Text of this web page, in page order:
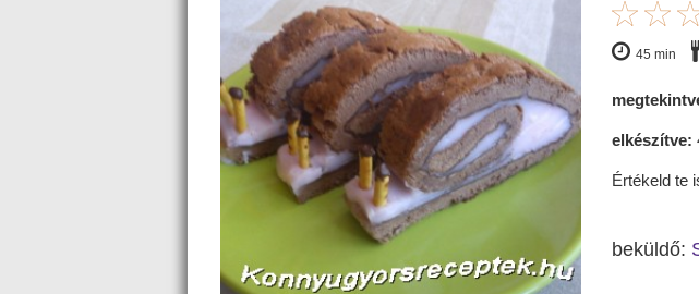
45 min
elkészítve:
Értékeld te
beküldő: